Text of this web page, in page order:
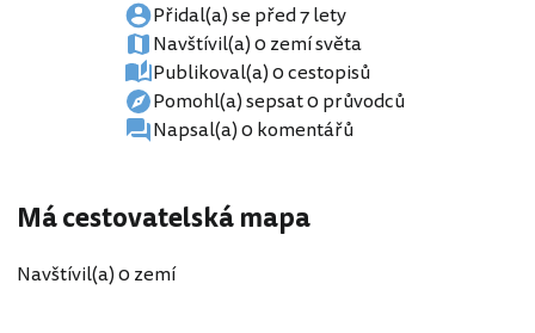
Přidal(a) se před 7 lety
Navštívil(a) 0 zemí světa
Publikoval(a) 0 cestopisů
Pomohl(a) sepsat 0 průvodců
Napsal(a) 0 komentářů
Má cestovatelská mapa
Navštívil(a) 0 zemí